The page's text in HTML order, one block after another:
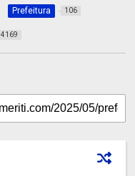
Prefeitura 106
4169